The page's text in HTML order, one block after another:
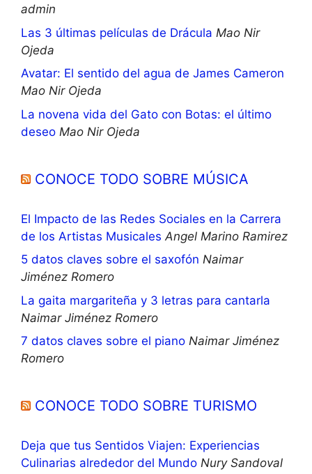
admin
Las 3 últimas películas de Drácula Mao Nir
Ojeda
Avatar: El sentido del agua de James Cameron
Mao Nir Ojeda
La novena vida del Gato con Botas: el último
deseo Mao Nir Ojeda
CONOCE TODO SOBRE MÚSICA
El Impacto de las Redes Sociales en la Carrera
de los Artistas Musicales Angel Marino Ramirez
5 datos claves sobre el saxofón Naimar
Jiménez Romero
La gaita margariteña y 3 letras para cantarla
Naimar Jiménez Romero
7 datos claves sobre el piano Naimar Jiménez
Romero
CONOCE TODO SOBRE TURISMO
Deja que tus Sentidos Viajen: Experiencias
Culinarias alrededor del Mundo Nury Sandoval